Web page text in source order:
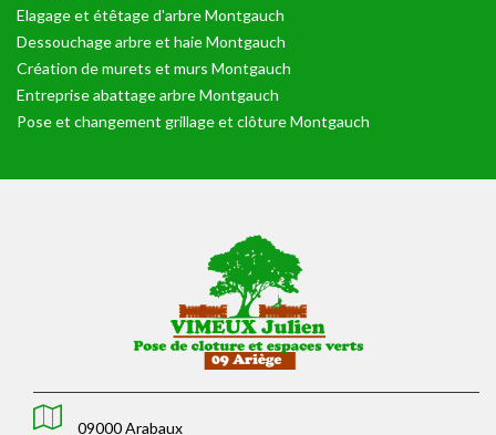
Elagage et étêtage d'arbre Montgauch
Dessouchage arbre et haie Montgauch
Création de murets et murs Montgauch
Entreprise abattage arbre Montgauch
Pose et changement grillage et clôture Montgauch
09000 Arabaux